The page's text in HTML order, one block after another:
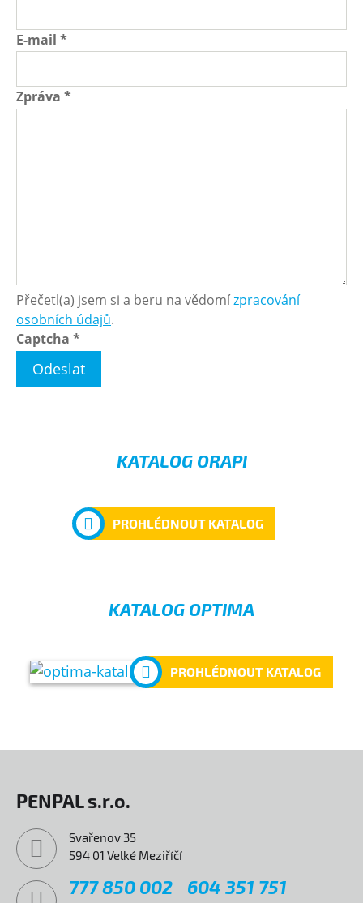
E-mail *
Zpráva *
Přečetl(a) jsem si a beru na vědomízpracování
osobních údajů.
Captcha *
Odeslat
KATALOG ORAPI
PROHLÉDNOUT KATALOG
KATALOG OPTIMA
PROHLÉDNOUT KATALOG
PENPAL s.r.o.
Svařenov 35
594 01 Velké Meziříčí
777 850 002 604 351 751